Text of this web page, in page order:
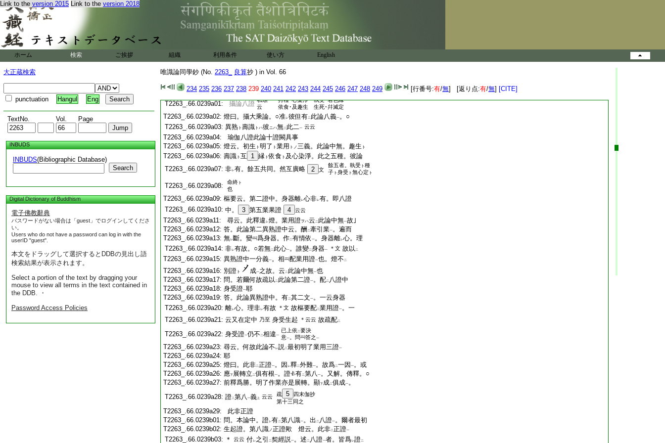
Link to the version 2015 Link to the version 2018
ホーム 検索 ご挨拶 組織 利用条件 使い方 English
大正蔵検索
punctuation Hangul Eng
TextNo. Vol. Page
INBUDS
INBUDS(Bibliographic Database)
Search
Digital Dictionary of Buddhism
電子佛教辭典
パスワードがない場合は「guest」でログインしてくださ
い。
Users who do not have a password can log in with the
userID "guest".
本文をドラッグして選択するとDDBの見出し語
検索結果が表示されます。
Select a portion of the text by dragging your
mouse to view all terms in the text contained in
the DDB. ・
Password Access Policies
唯識論同學鈔 (No. 2263_ 良算抄 ) in Vol. 66
234 235 236 237 238 239 240 241 242 243 244 245 246 247 248 249 [行番号:有/無] [返り点:有/無] [CITE]
T2263_.66.0238c17:七無心定證 八命終證
T2263_.66.0238c18:
T2263_.66.0238c19:
T2263_.66.0238c20:
T2263_.66.0238c21:
T2263_.66.0238c24:
T2263_.66.0238c25:
T2263_.66.0238c26:
T2263_.66.0238c27:
T2263_.66.0238c28:
T2263_.66.0238c29:
T2263_.66.0239a01:
攝論八證 私頌
云
持種･心染淨 執受･名色縁
依食･及趣生 生死･幷滅定
T2263_.66.0239a02: 燈曰。攝大乘論。○准レ彼但有二 此論八義一。○
T2263_.66.0239a03: 異熟 ト 壽識 トハ彼ニハ無二 此二一 云云
T2263_.66.0239a04:
瑜伽八證此論十證闕具事
T2263_.66.0239a05: 燈云。初生 ト 明了 ト 業用 トノ三義。此論中無。趣生 ト
T2263_.66.0239a06: 壽識 ト 互 1 縁 ト依食 ト 及心染淨。此之五種。彼論
T2263_.66.0239a07: 非レ有。餘五共同。然互廣略 2 文
餘五者。執受 ト 種
子 ト 身受 ト 無心定 ト
T2263_.66.0239a08: 命終 ト
也
T2263_.66.0239a09: 樞要云。第二證中。身器離レ心非レ有。即八證
T2263_.66.0239a10: 中。 3 第五業果證 4 云云
T2263_.66.0239a11: 尋云。此釋違 レ燈。業用證ヲハ云 二 此論中無一故｣
T2263_.66.0239a12: 答。此論第二異熟證中云。酬 二牽引業一。遍而
T2263_.66.0239a13: 無レ斷。變 爲身器。作二有情依 一。身器離レ心。理
T2263_.66.0239a14: 非レ有故。○若無二 此心一。誰變二身器一 ＊文 故以 二
T2263_.66.0239a15: 異熟證中一分義一。相 配業用證一也。燈不 二
T2263_.66.0239a16: 別證 ト 成一之故。云 二 此論中無一也
T2263_.66.0239a17: 問。若爾何故疏以 二 此論第二證一。配二 八證中
T2263_.66.0239a18: 身受證一耶
T2263_.66.0239a19: 答。此論異熟證中。有二其二文一。一云身器
T2263_.66.0239a20: 離レ心。理非レ有故 ＊文 故樞要配二業用證一。一
T2263_.66.0239a21: 云又在定中 乃至 身受生起 ＊云云 故疏配二
T2263_.66.0239a22: 身受證一仍不 二相違一
已上依二要決
意一 。問 答之 一
T2263_.66.0239a23: 尋云。何故此論不 レ説二最初明了業用三證一
T2263_.66.0239a24: 耶
T2263_.66.0239a25: 燈曰。此非二正證一。因 レ釋二外難一。故爲二一因 一。或
T2263_.66.0239a26: 應下展轉立 二俱有根一。證 有二第八一。又解。傳釋。○
T2263_.66.0239a27: 前釋爲勝。明了作業亦是展轉。顯下成二俱成一。
T2263_.66.0239a28: 證二第八一義 上 云云 疏 5
四末伽抄
第十三同之
T2263_.66.0239a29:
此非正證
T2263_.66.0239b01: 問。本論中。證レ有二第八識一。出 二 八證一。爾者最初
T2263_.66.0239b02: 生起證。第八識ノ正證歟 燈云。此非二正證一
T2263_.66.0239b03: ＊ 云云 付レ之引 二 契經説一。述 二 八證一者。皆爲レ證二